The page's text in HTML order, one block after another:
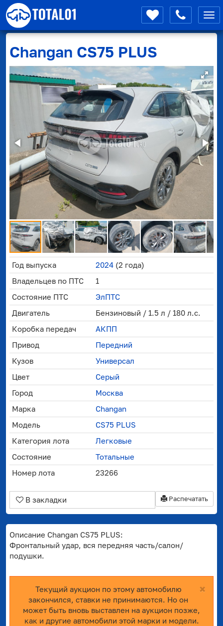
Changan CS75 PLUS
Год выпуска 2024 (2 года)
Владельцев по ПТС
1
Состояние ПТС
ЭлПТС
Двигатель
Бензиновый / 1.5 л / 180 л.с.
Коробка передач
АКПП
Привод
Передний
Кузов
Универсал
Цвет
Серый
Город
Москва
Марка
Changan
Модель
CS75 PLUS
Категория лота
Легковые
Состояние
Тотальные
Номер лота
23266
Распечатать
В закладки
Описание Changan CS75 PLUS:
Фронтальный удар, вся передняя часть/салон/
подушки.
×
Текущий аукцион по этому автомобилю
закончился, ставки не принимаются. Но он
может быть вновь выставлен на аукцион позже,
как и другие автомобили этой марки и модели.